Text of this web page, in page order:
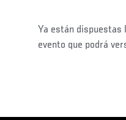
Ya están dispuestas
evento que podrá